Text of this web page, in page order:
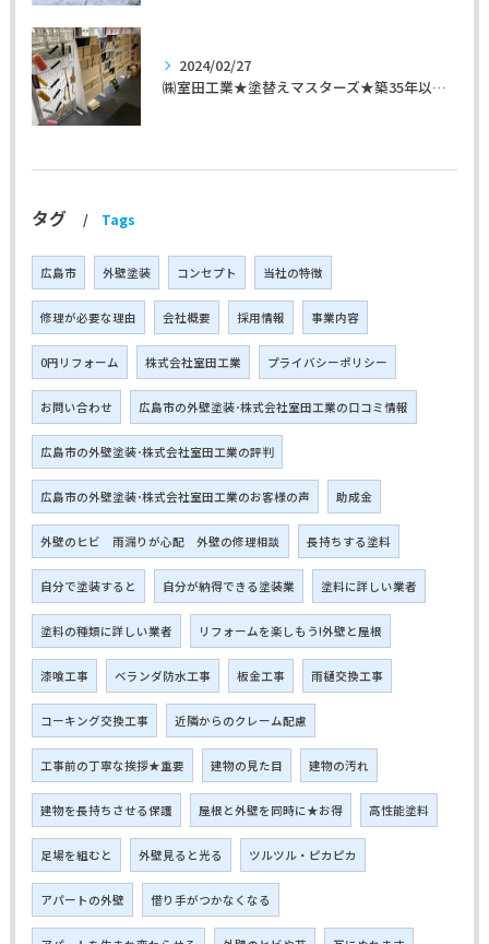
2024/02/27
㈱室田工業★塗替えマスターズ★築35年以上のお宅の施工事例
タグ Tags
広島市 外壁塗装 コンセプト 当社の特徴
修理が必要な理由 会社概要 採用情報 事業内容
0円リフォーム 株式会社室田工業 プライバシーポリシー
お問い合わせ 広島市の外壁塗装･株式会社室田工業の口コミ情報
広島市の外壁塗装･株式会社室田工業の評判
広島市の外壁塗装･株式会社室田工業のお客様の声 助成金
外壁のヒビ 雨漏りが心配 外壁の修理相談 長持ちする塗料
自分で塗装すると 自分が納得できる塗装業 塗料に詳しい業者
塗料の種類に詳しい業者 リフォームを楽しもう!外壁と屋根
漆喰工事 ベランダ防水工事 板金工事 雨樋交換工事
コーキング交換工事 近隣からのクレーム配慮
工事前の丁寧な挨拶★重要 建物の見た目 建物の汚れ
建物を長持ちさせる保護 屋根と外壁を同時に★お得 高性能塗料
足場を組むと 外壁見ると光る ツルツル・ピカピカ
アパートの外壁 借り手がつかなくなる